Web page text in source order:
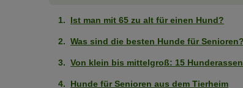
Ist man mit 65 zu alt für einen Hund?
Was sind die besten Hunde für Senioren?
Von klein bis mittelgroß: 15
Hunde für Senioren aus dem Tierheim